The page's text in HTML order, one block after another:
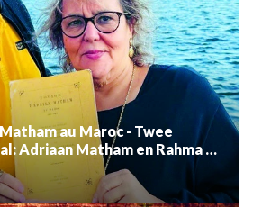
au Maroc - Twee
Adriaan Matham en Rahma el